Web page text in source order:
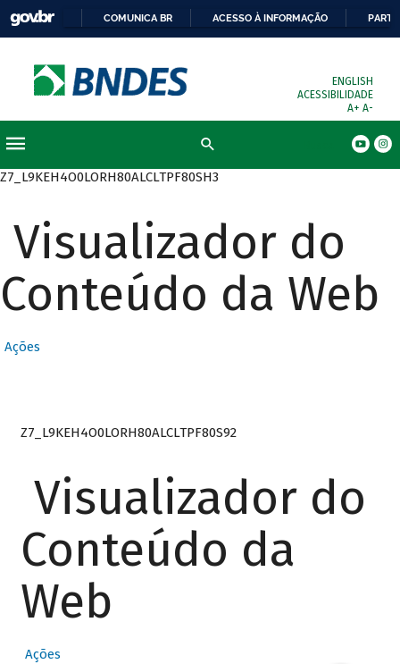
COMUNICA BR ACESSO À INFORMAÇÃO
ENGLISH
ACESSIBILIDADE
A+ A-
Z7_L9KEH4O0LORH80ALCLTPF80SH3
Visualizador do
Conteúdo da Web
Ações
Z7_L9KEH4O0LORH80ALCLTPF80S92
Visualizador do
Conteúdo da
Web
Ações